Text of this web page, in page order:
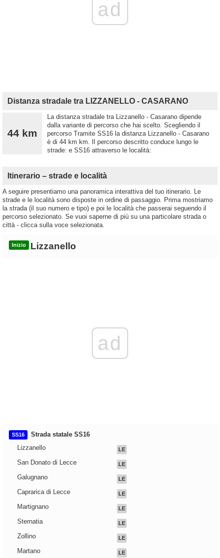
ad
Distanza stradale tra LIZZANELLO - CASARANO
44 km
La distanza stradale tra Lizzanello - Casarano dipende
dalla variante di percorso che hai scelto. Scegliendo il
percorso Tramite SS16 la distanza Lizzanello - Casarano
è di 44 km km. Il percorso descritto conduce lungo le
strade: e SS16 attraverso le località:
Itinerario – strade e località
A seguire presentiamo una panoramica interattiva del tuo itinerario. Le
strade e le località sono disposte in ordine di passaggio. Prima mostriamo
la strada (il suo numero e tipo) e poi le località che passerai seguendo il
percorso selezionato. Se vuoi saperne di più su una particolare strada o
città - clicca sulla voce selezionata.
Inizio Lizzanello
ad
SS16
Strada statale SS16
Lizzanello
LE
San Donato di Lecce LE
Galugnano LE
Caprarica di Lecce LE
Martignano LE
Sternatia LE
Zollino LE
Martano LE